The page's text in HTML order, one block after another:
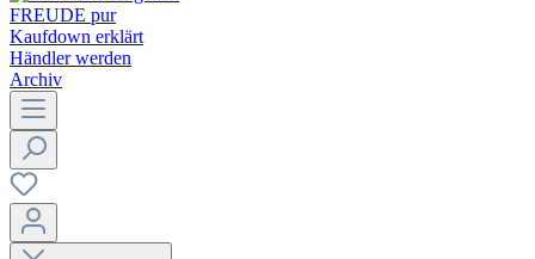
FREUDE pur
Kaufdown erklärt
Händler werden
Archiv